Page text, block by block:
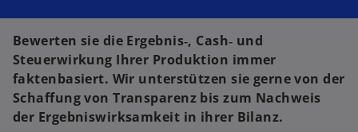
Bewerten sie die Ergebnis‑, Cash‑ und
Steuerwirkung Ihrer Produktion immer
faktenbasiert. Wir unterstützen sie gerne von der
Schaffung von Transparenz bis zum Nachweis
der Ergebniswirksamkeit in ihrer Bilanz.